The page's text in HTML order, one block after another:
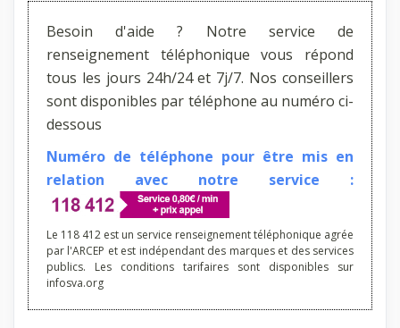
Besoin d'aide ? Notre service de
renseignement téléphonique vous répond
tous les jours 24h/24 et 7j/7. Nos conseillers
sont disponibles par téléphone au numéro ci-
dessous
Numéro de téléphone pour être mis en
relation avec notre service :
Le 118 412 est un service renseignement téléphonique agrée
par l'ARCEP et est indépendant des marques et des services
publics. Les conditions tarifaires sont disponibles sur
infosva.org